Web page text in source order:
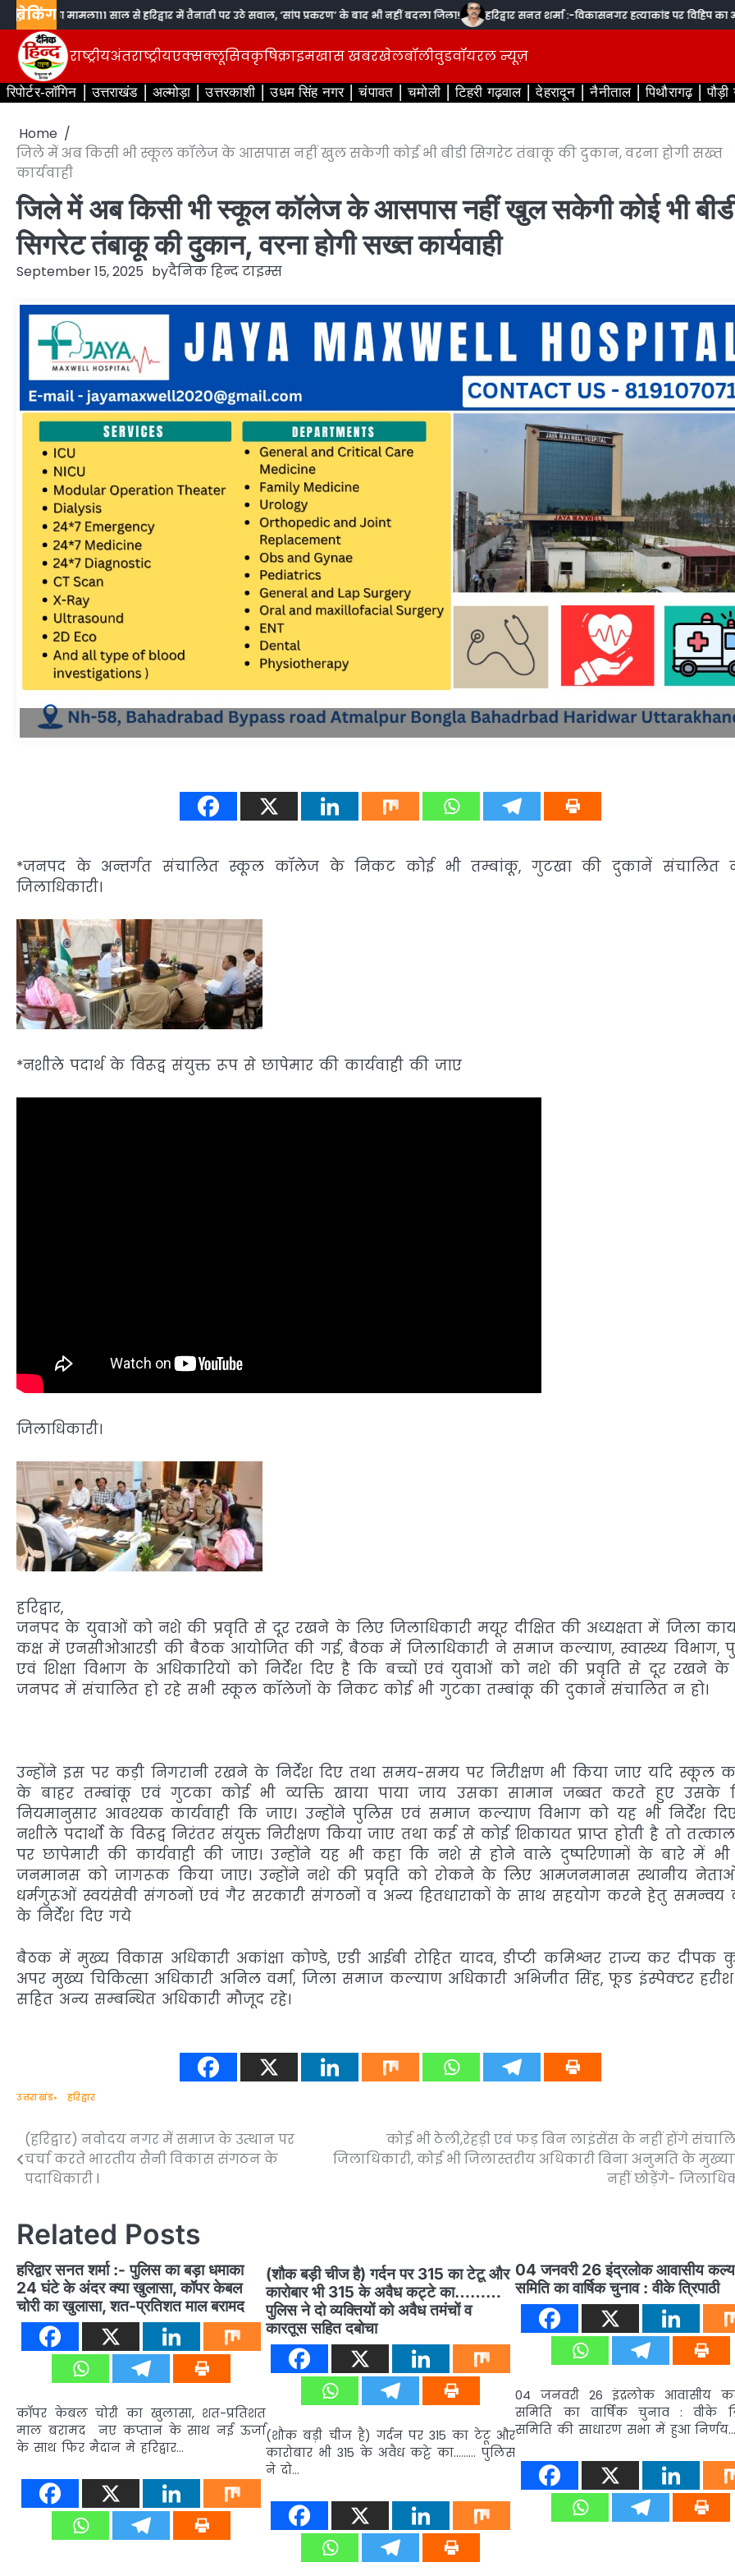
Skip
to
content
ब्रेकिंग
लेने का मामला11 साल से हरिद्वार में तैनाती पर उठे सवाल, ‘सांप प्रकरण’ के बाद भी नहीं बदला जिला! हरिद्वार सनत शर्मा :-विकासनगर हत्याकांड पर विहिप का
राष्ट्रीयअंतराष्ट्रीयएक्सक्लूसिवकृषिक्राइमखास खबरखेलबॉलीवुडवॉयरल न्यूज़
रिपोर्टर-लॉगिन उत्तराखंड अल्मोड़ा उत्तरकाशी उधम सिंह नगर चंपावत चमोली टिहरी गढ़वाल देहरादून नैनीताल पिथौरागढ़
Home
जिले में अब किसी भी स्कूल कॉलेज के आसपास नहीं खुल सकेगी कोई भी बीडी सिगरेट तंबाकू की दुकान, वरना होगी सख्त
कार्यवाही
जिले में अब किसी भी स्कूल कॉलेज के आसपास नहीं खुल सकेगी कोई भी
सिगरेट तंबाकू की दुकान, वरना होगी सख्त कार्यवाही
September 15, 2025 byदैनिक हिन्द टाइम्स
*जनपद के अन्तर्गत संचालित स्कूल कॉलेज के निकट कोई भी तम्बांकू, गुटखा की दुकानें संचालित
जिलाधिकारी।
*नशीले पदार्थ के विरूद्व संयुक्त रूप से छापेमार की कार्यवाही की जाए
जिलाधिकारी।
हरिद्वार,
जनपद के युवाओं को नशे की प्रवृति से दूर रखने के लिए जिलाधिकारी मयूर दीक्षित की अध्यक्षता में जिला
कक्ष में एनसीओआरडी की बैठक आयोजित की गई, बैठक में जिलाधिकारी ने समाज कल्याण, स्वास्थ्य विभाग,
एवं शिक्षा विभाग के अधिकारियों को निर्देश दिए है कि बच्चों एवं युवाओं को नशे की प्रवृति से दूर रखने के
जनपद में संचालित हो रहे सभी स्कूल कॉलेजों के निकट कोई भी गुटका तम्बांकू की दुकानें संचालित न हो।
उन्होंने इस पर कड़ी निगरानी रखने के निर्देश दिए तथा समय-समय पर निरीक्षण भी किया जाए यदि स्कूल
के बाहर तम्बांकू एवं गुटका कोई भी व्यक्ति खाया पाया जाय उसका सामान जब्बत करते हुए उसके
नियमानुसार आवश्यक कार्यवाही कि जाए। उन्होंने पुलिस एवं समाज कल्याण विभाग को यह भी निर्देश
नशीले पदार्थो के विरूद्व निरंतर संयुक्त निरीक्षण किया जाए तथा कई से कोई शिकायत प्राप्त होती है तो
पर छापेमारी की कार्यवाही की जाए। उन्होंने यह भी कहा कि नशे से होने वाले दुष्परिणामों के बारे में
जनमानस को जागरूक किया जाए। उन्होंने नशे की प्रवृति को रोकने के लिए आमजनमानस स्थानीय
धर्मगुरूओं स्वयंसेवी संगठनों एवं गैर सरकारी संगठनों व अन्य हितधाराकों के साथ सहयोग करने हेतु समन्वय
के निर्देश दिए गये
बैठक में मुख्य विकास अधिकारी अकांक्षा कोण्डे, एडी आईबी रोहित यादव, डीप्टी कमिश्नर राज्य कर दीपक
अपर मुख्य चिकित्सा अधिकारी अनिल वर्मा, जिला समाज कल्याण अधिकारी अभिजीत सिंह, फूड इंस्पेक्टर
सहित अन्य सम्बन्धित अधिकारी मौजूद रहे।
उत्तराखंड हरिद्वार
Post
navigation
(हरिद्वार) नवोदय नगर में समाज के उत्थान पर
चर्चा करते भारतीय सैनी विकास संगठन के
पदाधिकारी l
कोई भी ठेली,रेहड़ी एवं फड़ बिन लाइंसेंस के नहीं होंगे
जिलाधिकारी, कोई भी जिलास्तरीय अधिकारी बिना अनुमति के
नहीं छोड़ेंगे-
Related Posts
हरिद्वार सनत शर्मा :- पुलिस का बड़ा धमाका
24 घंटे के अंदर क्या खुलासा, कॉपर केबल
चोरी का खुलासा, शत-प्रतिशत माल बरामद
कॉपर केबल चोरी का खुलासा, शत-प्रतिशत
माल बरामद नए कप्तान के साथ नई ऊर्जा
के साथ फिर मैदान मे हरिद्वार…
(शौक बड़ी चीज है) गर्दन पर 315 का टेटू और
कारोबार भी 315 के अवैध कट्टे का………
पुलिस ने दो व्यक्तियों को अवैध तमंचों व
कारतूस सहित दबोचा
(शौक बड़ी चीज है) गर्दन पर 315 का टेटू और
कारोबार भी 315 के अवैध कट्टे का……… पुलिस
ने दो…
04 जनवरी 26 इंद्रलोक आवासीय
समिति का वार्षिक चुनाव : वीके त्रिपाठी
04 जनवरी 26 इंद्रलोक आवासीय
समिति का वार्षिक चुनाव : वीके
समिति की साधारण सभा में हुआ